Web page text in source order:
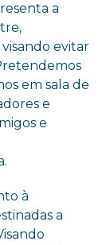
a
evitar
em sala de
e
e
à
a